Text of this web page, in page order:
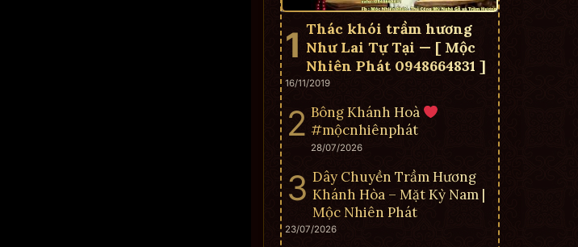
Thác khói trầm hương
Như Lai Tự Tại — [ Mộc
Nhiên Phát 0948664831 ]
16/11/2019
Bông Khánh Hoà
#mộcnhiênphát
28/07/2026
Dây Chuyền Trầm Hương
Khánh Hòa – Mặt Kỳ Nam |
Mộc Nhiên Phát
23/07/2026